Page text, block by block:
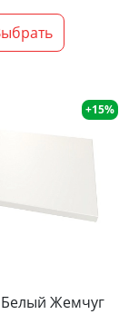
+15%
Белый Жемчуг